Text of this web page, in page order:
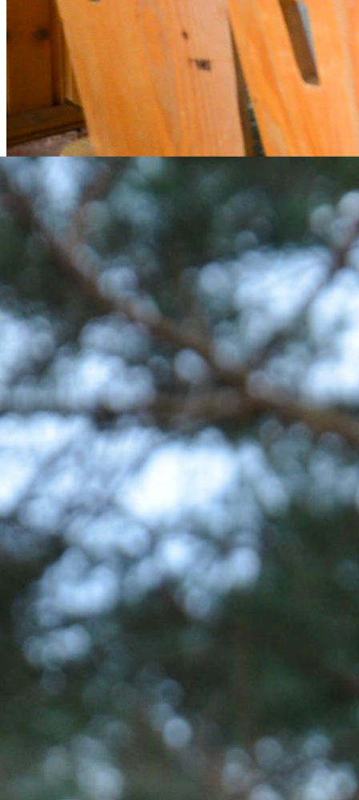
Grillhütte
Unsere überdachte Grillhütte ist ein beliebter Treffpunkt auf dem
Hof. Hier könnt ihr gemeinsam grillen, am Feuer zusammensitzen
und den Urlaubstag in entspannter Atmosphäre ausklingen lassen.
Die Überdachung sorgt dafür, dass gemütliche Abende auch dann
möglich sind, wenn das Wetter einmal nicht mitspielt.